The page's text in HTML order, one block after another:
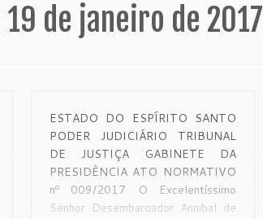
19 de janeiro de 2017
ESTADO DO ESPÍRITO SANTO
PODER JUDICIÁRIO TRIBUNAL
DE JUSTIÇA GABINETE DA
PRESIDÊNCIA ATO NORMATIVO
nº 009/2017 O Excelentíssimo
Senhor Desembargador Annibal de